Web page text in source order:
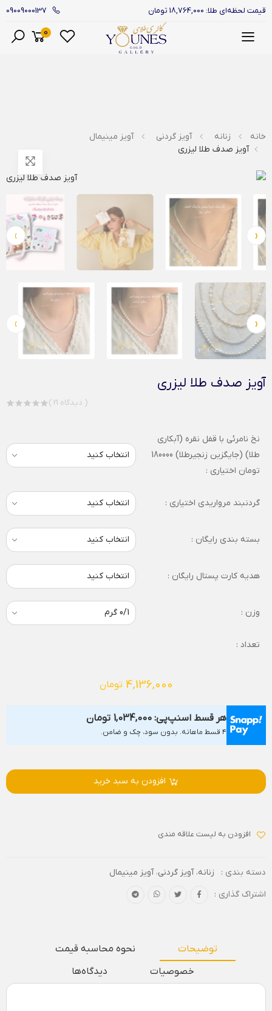
قیمت لحظه‌ای طلا: 18,764,000 تومان 09009000137
منو
0
خانه زنانه آویز گردنی
آویز مینیمال
آویز صدف طلا لیزری
‹
›
‹
›
آویز صدف طلا لیزری
( 21 دیدگاه )
نخ نامرئی با قفل نقره (آبکاری
طلا) (جایگزین زنجیرطلا) 180000
تومان اختیاری :
گردنبند مرواریدی اختیاری :
بسته بندی رایگان :
هدیه کارت پستال رایگان : انتخاب کنید
وزن :
تعداد :
4,136,000 تومان
هر قسط اسنپ‌پی: 1,034,000 تومان
۴ قسط ماهانه. بدون سود، چک و ضامن.
افزودن به سبد خرید
افزودن به لیست علاقه مندی
دسته بندی : زنانه،آویز گردنی،آویز مینیمال
اشتراک گذاری :
توضیحات
نحوه محاسبه قیمت
خصوصیات
دیدگاه‌ها